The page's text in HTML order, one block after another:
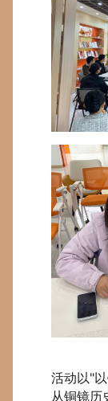
活动以"
从铜镜历